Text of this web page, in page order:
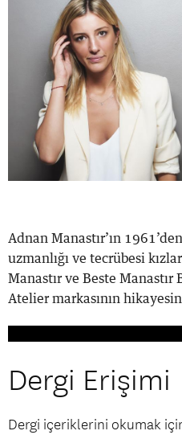
Adnan Manastır’ın
uzmanlığı ve tecrübesi
Manastır ve Beste
Atelier markasının
Dergi Erişimi
Dergi içeriklerini okumak